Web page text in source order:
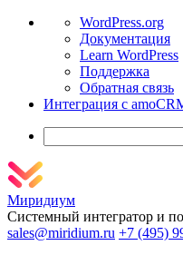
WordPress
WordPress.org
Документация
Learn WordPress
Поддержка
Обратная связь
Интеграция с
Миридиум
Системный интегратор и
sales@miridium.ru +7 (495)